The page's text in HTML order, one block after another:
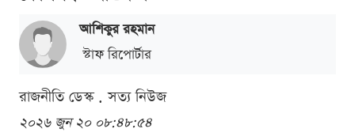
আশিকুর রহমান
স্টাফ রিপোর্টার
রাজনীতি ডেস্ক . সত্য নিউজ
২০২৬ জুন ২০ ০৮:৪৮:৫৪